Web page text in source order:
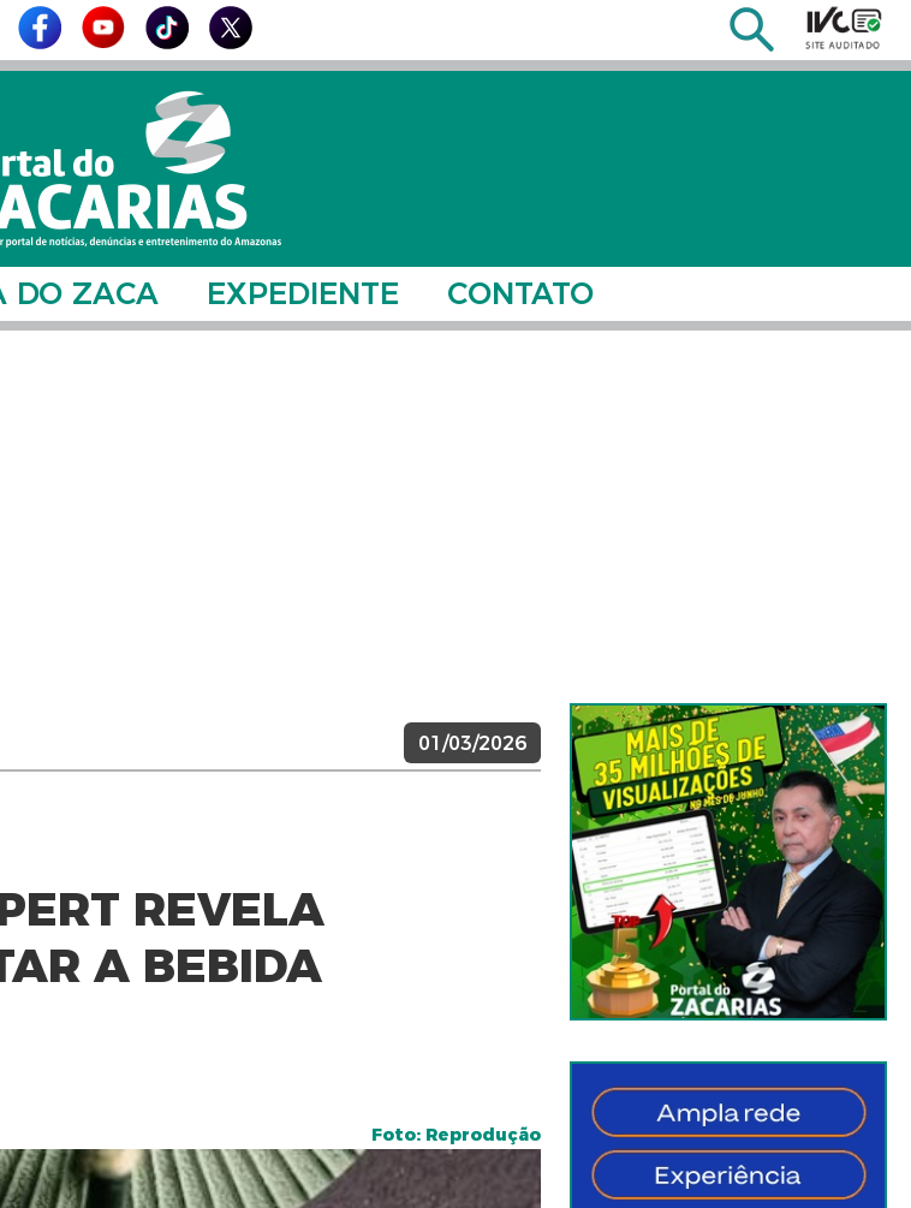
DO ZACA EXPEDIENTE CONTATO
01/03/2026
REVELA
A BEBIDA
Foto: Reprodução